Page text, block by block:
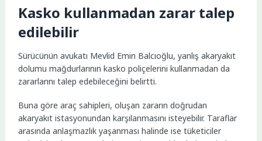
Kasko kullanmadan zarar talep
edilebilir
Sürücünün avukatı Mevlid Emin Balcıoğlu, yanlış akaryakıt
dolumu mağdurlarının kasko poliçelerini kullanmadan da
zararlarını talep edebileceğini belirtti.
Buna göre araç sahipleri, oluşan zararın doğrudan
akaryakıt istasyonundan karşılanmasını isteyebilir. Taraflar
arasında anlaşmazlık yaşanması halinde ise tüketiciler